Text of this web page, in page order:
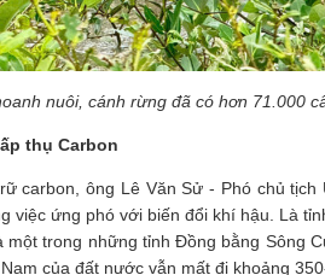
nuôi, cánh rừng đã có hơn 71.000
thụ Carbon
carbon, ông Lê Văn Sử - Phó chủ
việc ứng phó với biến đổi khí hậu. Là
một trong những tỉnh Đồng bằng Sông
của đất nước vẫn mất đi khoảng